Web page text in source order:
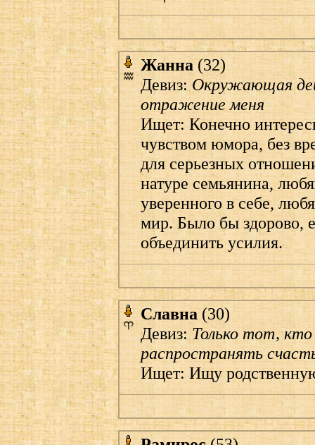
Жанна (32)
Девиз:Окружающая
отражение меня
Ищет: Конечно
чувством юмора, без
для серьезных
натуре семьянина,
уверенного в себе,
мир. Было бы здорово,
объединить усилия.
Славна(30)
Девиз:Только тот, кто
распространять
Ищет: Ищу